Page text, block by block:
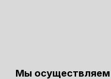
Мы осуществляем